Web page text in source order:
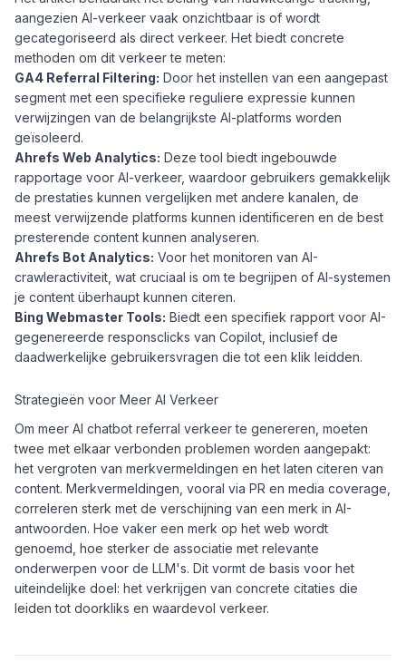
aangezien AI-verkeer vaak onzichtbaar is of wordt
gecategoriseerd als direct verkeer. Het biedt concrete
methoden om dit verkeer te meten:
GA4 Referral Filtering: Door het instellen van een aangepast
segment met een specifieke reguliere expressie kunnen
verwijzingen van de belangrijkste AI-platforms worden
geïsoleerd.
Ahrefs Web Analytics: Deze tool biedt ingebouwde
rapportage voor AI-verkeer, waardoor gebruikers gemakkelijk
de prestaties kunnen vergelijken met andere kanalen, de
meest verwijzende platforms kunnen identificeren en de best
presterende content kunnen analyseren.
Ahrefs Bot Analytics: Voor het monitoren van AI-
crawleractiviteit, wat cruciaal is om te begrijpen of AI-systemen
je content überhaupt kunnen citeren.
Bing Webmaster Tools: Biedt een specifiek rapport voor AI-
gegenereerde responsclicks van Copilot, inclusief de
daadwerkelijke gebruikersvragen die tot een klik leidden.
Strategieën voor Meer AI Verkeer
Om meer AI chatbot referral verkeer te genereren, moeten
twee met elkaar verbonden problemen worden aangepakt:
het vergroten van merkvermeldingen en het laten citeren van
content. Merkvermeldingen, vooral via PR en media coverage,
correleren sterk met de verschijning van een merk in AI-
antwoorden. Hoe vaker een merk op het web wordt
genoemd, hoe sterker de associatie met relevante
onderwerpen voor de LLM's. Dit vormt de basis voor het
uiteindelijke doel: het verkrijgen van concrete citaties die
leiden tot doorkliks en waardevol verkeer.